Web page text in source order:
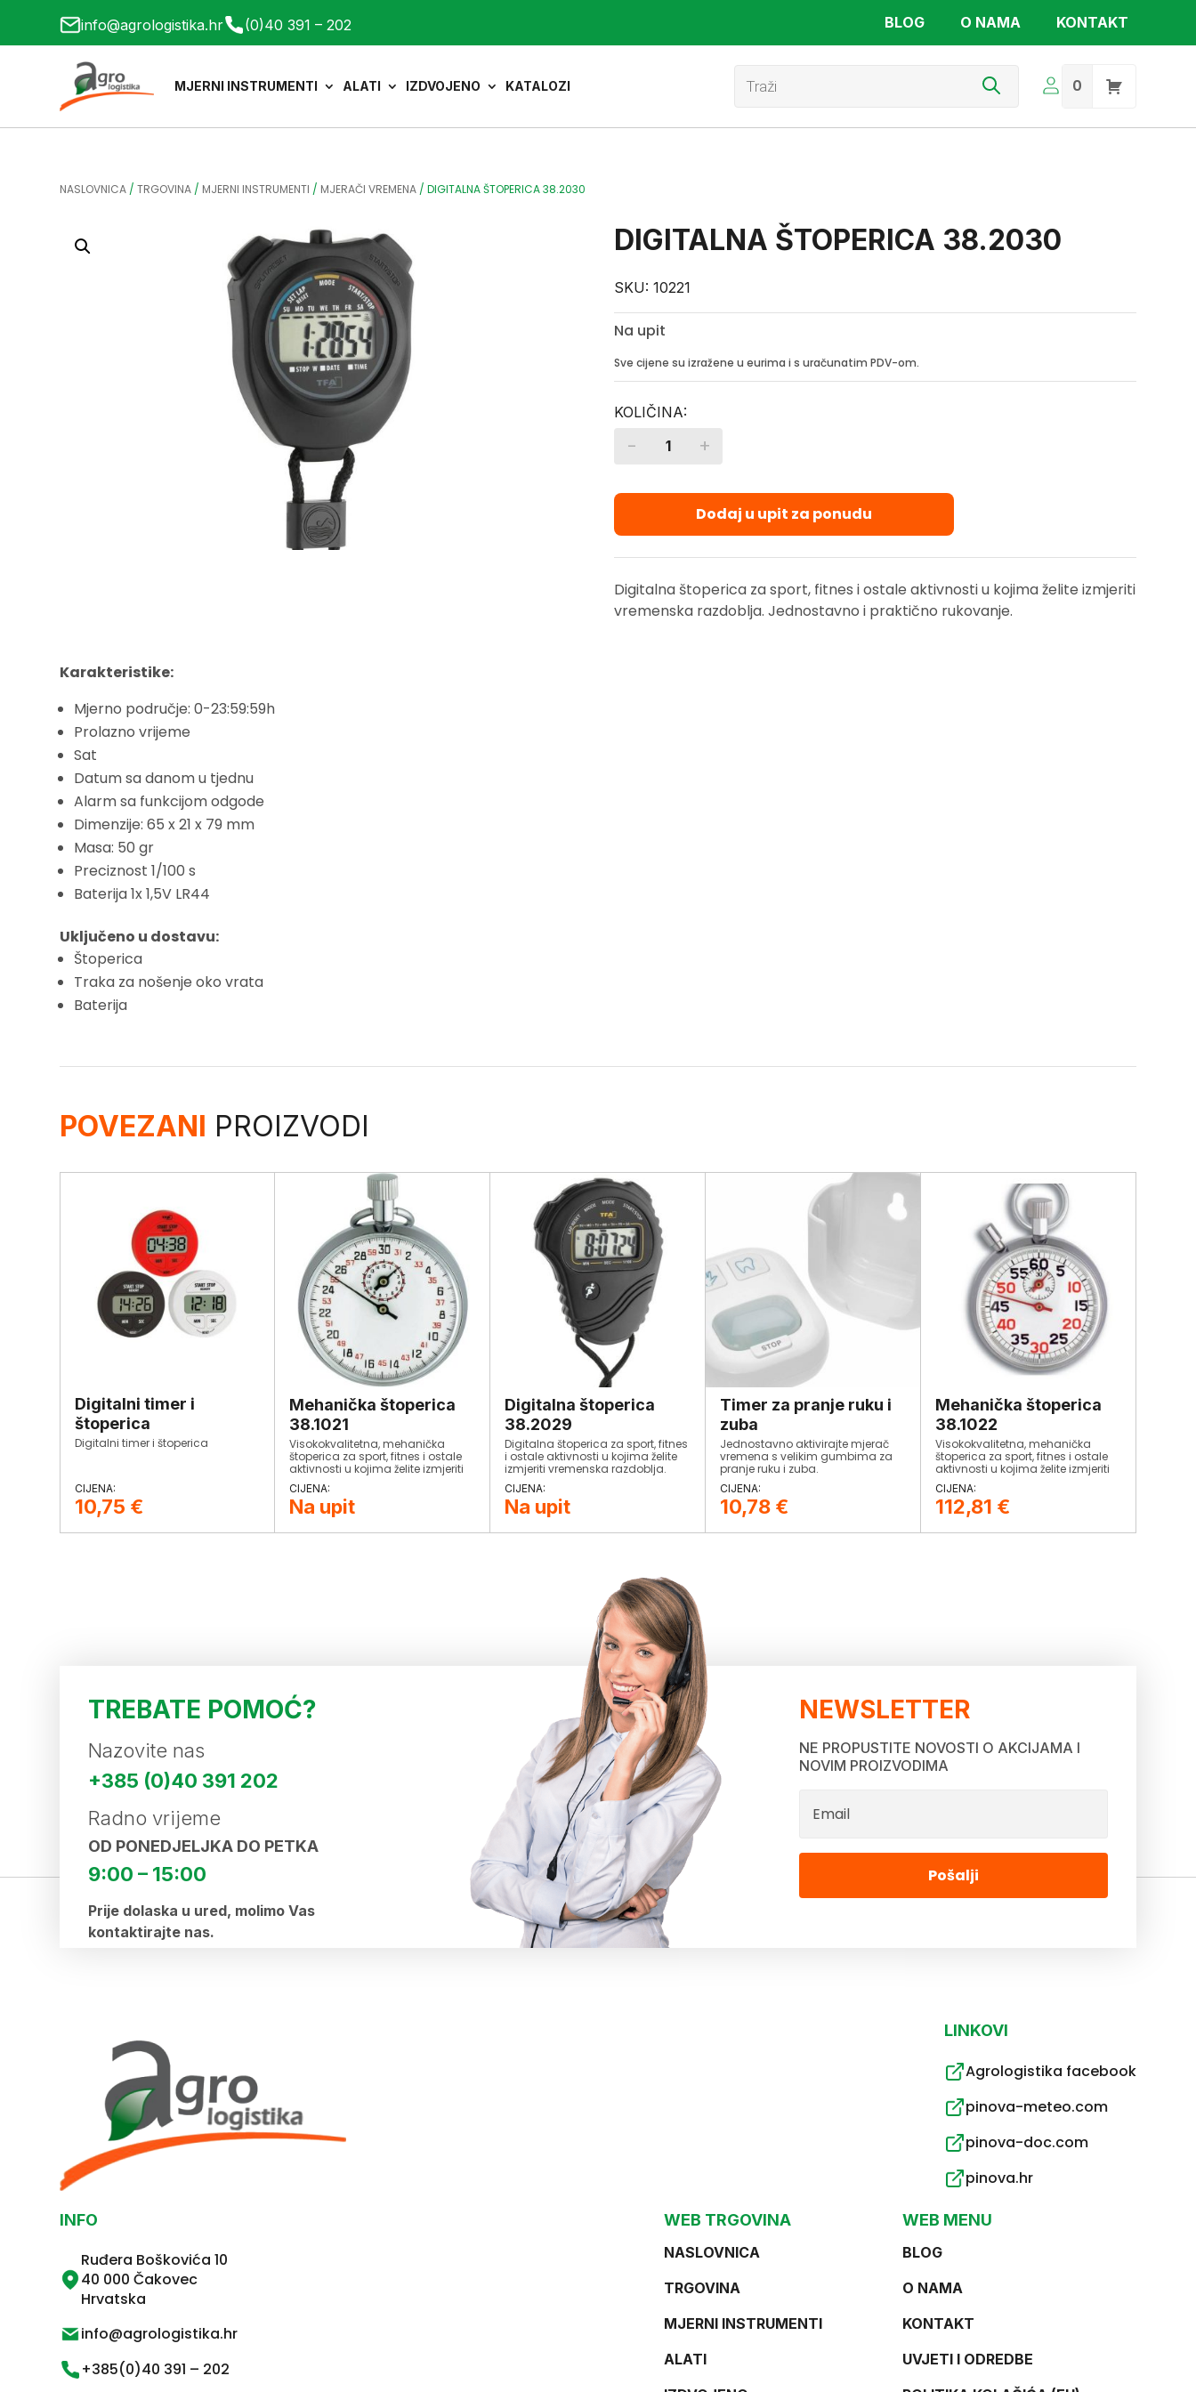
info@agrologistika.hr (0)40 391 – 202 BLOG O NAMA KONTAKT
MJERNI INSTRUMENTI ALATI IZDVOJENO KATALOZI
Products
search 0
NASLOVNICA /TRGOVINA / MJERNI INSTRUMENTI / MJERAČI VREMENA /DIGITALNA ŠTOPERICA 38.2030
DIGITALNA ŠTOPERICA 38.2030
SKU:10221
Na upit
Sve cijene su izražene u eurima i s uračunatim PDV-om.
Quantity
- +
Dodaj u upit za ponudu
Digitalna štoperica za sport, fitnes i ostale aktivnosti u kojima želite izmjeriti
vremenska razdoblja. Jednostavno i praktično rukovanje.
Karakteristike:
Mjerno područje: 0-23:59:59h
Prolazno vrijeme
Sat
Datum sa danom u tjednu
Alarm sa funkcijom odgode
Dimenzije: 65 x 21 x 79 mm
Masa: 50 gr
Preciznost 1/100 s
Baterija 1x 1,5V LR44
Uključeno u dostavu:
Štoperica
Traka za nošenje oko vrata
Baterija
POVEZANI PROIZVODI
Digitalni timer i
štoperica
Digitalni timer i štoperica
10,75 €
Mehanička štoperica
38.1021
Visokokvalitetna, mehanička
štoperica za sport, fitnes i ostale
aktivnosti u kojima želite izmjeriti
vremenska razdoblja.
Jednostavno i praktično
rukovanje.
Na upit
Digitalna štoperica
38.2029
Digitalna štoperica za sport, fitnes
i ostale aktivnosti u kojima želite
izmjeriti vremenska razdoblja.
Jednostavno i praktično
rukovanje.
Na upit
Timer za pranje ruku i
zuba
Jednostavno aktivirajte mjerač
vremena s velikim gumbima za
pranje ruku i zuba.
10,78 €
Mehanička štoperica
38.1022
Visokokvalitetna, mehanička
štoperica za sport, fitnes i ostale
aktivnosti u kojima želite izmjeriti
vremenska razdoblja.
Jednostavno i praktično
rukovanje.
112,81 €
TREBATE POMOĆ?
Nazovite nas
+385 (0)40 391 202
Radno vrijeme
OD PONEDJELJKA DO PETKA
9:00 – 15:00
Prije dolaska u ured, molimo Vas
kontaktirajte nas.
NEWSLETTER
NE PROPUSTITE NOVOSTI O AKCIJAMA I
NOVIM PROIZVODIMA
Pošalji
INFO
Ruđera Boškovića 10
40 000 Čakovec
Hrvatska
info@agrologistika.hr
+385(0)40 391 – 202
LINKOVI
Agrologistika facebook
pinova-meteo.com
pinova-doc.com
pinova.hr
WEB TRGOVINA
NASLOVNICA
TRGOVINA
MJERNI INSTRUMENTI
ALATI
WEB MENU
BLOG
O NAMA
KONTAKT
UVJETI I ODREDBE